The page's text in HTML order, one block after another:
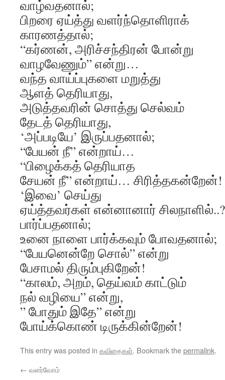
வாழ்வதனால்;
பிறரை ஏய்த்து வளர்ந்தொளிராக்
காரணத்தால்;
“கர்ணன், அரிச்சந்திரன் போன்று
வாழவேணும்” என்று…
வந்த வாய்ப்புகளை மறுத்து
ஆளத் தெரியாது,
அடுத்தவரின் சொத்து செல்வம்
தேடத் தெரியாது,
‘அப்படியே’ இருப்பதனால்;
“பேயன் நீ” என்றாய்…
“பிழைக்கத் தெரியாத
சேயன் நீ” என்றாய்… சிரித்தகன்றேன்!
‘இவை’ செய்து
ஏய்த்தவர்கள் என்னானார்
பார்ப்பதனால்;
உனை நாளை பார்க்கவும் போவதனால்;
“பேயனென்றே சொல்” என்று
பேசாமல் திரும்புகிறேன்!
“காலம், அறம், தெய்வம் காட்டும்
நல் வழியை” என்று,
” போதும் இதே” என்று
போய்க்கொண் டிருக்கின்றேன்!
This entry was posted in கவிதைகள். Bookmark thepermalink.
← வளர்வோம்